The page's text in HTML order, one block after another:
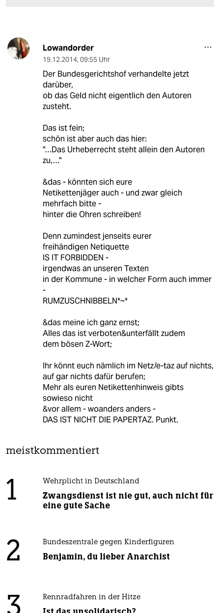
Lowandorder
19.12.2014, 09:55 Uhr
Der Bundesgerichtshof verhandelte jetzt
darüber,
ob das Geld nicht eigentlich den Autoren
zusteht.
Das ist fein;
schön ist aber auch das hier:
"…Das Urheberrecht steht allein den Autoren
zu,…"
&das - könnten sich eure
Netikettenjäger auch - und zwar gleich
mehrfach bitte -
hinter die Ohren schreiben!
Denn zumindest jenseits eurer
freihändigen Netiquette
IS IT FORBIDDEN -
irgendwas an unseren Texten
in der Kommune - in welcher Form auch immer
-
RUMZUSCHNIBBELN*~*
&das meine ich ganz ernst;
Alles das ist verboten&unterfällt zudem
dem bösen Z-Wort;
Ihr könnt euch nämlich im Netz/e-taz auf nichts,
auf gar nichts dafür berufen;
Mehr als euren Netikettenhinweis gibts
sowieso nicht
&vor allem - woanders anders -
DAS IST NICHT DIE PAPERTAZ. Punkt.
meistkommentiert
1 Wehrplicht in Deutschland
Zwangsdienst ist nie gut, auch nicht für
eine gute Sache
2 Bundeszentrale gegen Kinderfiguren
Benjamin, du lieber Anarchist
Rennradfahren in der Hitze